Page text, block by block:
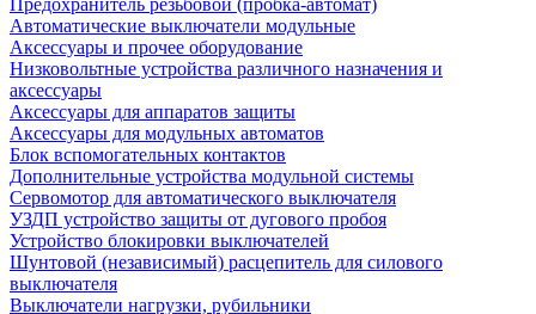
Предохранитель резьбовой (пробка-автомат)
Автоматические выключатели модульные
Аксессуары и прочее оборудование
Низковольтные устройства различного назначения и
аксессуары
Аксессуары для аппаратов защиты
Аксессуары для модульных автоматов
Блок вспомогательных контактов
Дополнительные устройства модульной системы
Сервомотор для автоматического выключателя
УЗДП устройство защиты от дугового пробоя
Устройство блокировки выключателей
Шунтовой (независимый) расцепитель для силового
выключателя
Выключатели нагрузки, рубильники